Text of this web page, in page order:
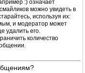
:) означает
можно увидеть в
используя их:
и модератор может
удалить его.
количество